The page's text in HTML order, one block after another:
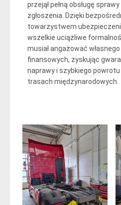
przejął pełną obsługę
zgłoszenia. Dzięki
towarzystwem
wszelkie uciążliwe
musiał angażować
finansowych, zyskując
naprawy i szybkiego
trasach międzynarodowych.